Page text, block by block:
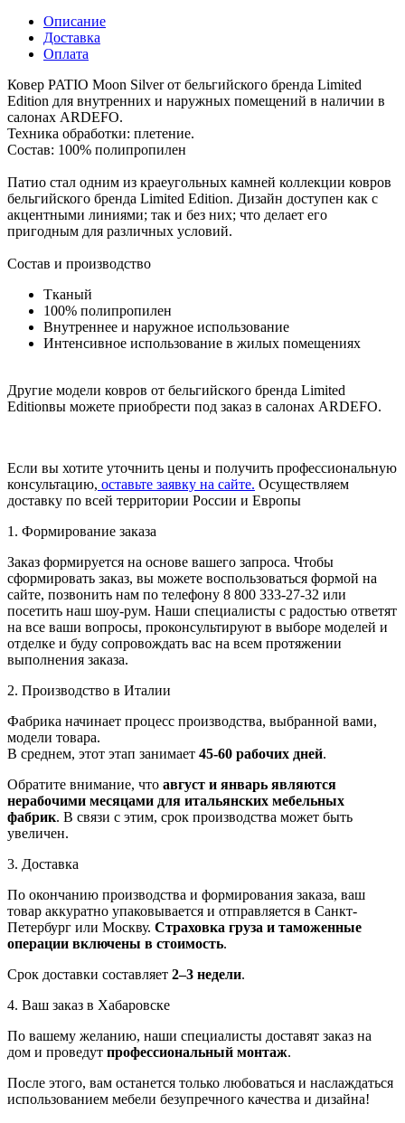
Описание
Доставка
Оплата
Ковер PATIO Moon Silver от бельгийского бренда Limited
Edition для внутренних и наружных помещений в наличии в
салонах ARDEFO.
Техника обработки: плетение.
Состав: 100% полипропилен
Патио стал одним из краеугольных камней коллекции ковров
бельгийского бренда Limited Edition. Дизайн доступен как с
акцентными линиями; так и без них; что делает его
пригодным для различных условий.
Состав и производство
Тканый
100% полипропилен
Внутреннее и наружное использование
Интенсивное использование в жилых помещениях
Другие модели ковров от бельгийского бренда Limited
Editionвы можете приобрести под заказ в салонах ARDEFO.
Если вы хотите уточнить цены и получить профессиональную
консультацию, оставьте заявку на сайте. Осуществляем
доставку по всей территории России и Европы
1. Формирование заказа
Заказ формируется на основе вашего запроса. Чтобы
сформировать заказ, вы можете воспользоваться формой на
сайте, позвонить нам по телефону 8 800 333-27-32 или
посетить наш шоу-рум. Наши специалисты с радостью ответят
на все ваши вопросы, проконсультируют в выборе моделей и
отделке и буду сопровождать вас на всем протяжении
выполнения заказа.
2. Производство в Италии
Фабрика начинает процесс производства, выбранной вами,
модели товара.
В среднем, этот этап занимает 45-60 рабочих дней.
Обратите внимание, что август и январь являются
нерабочими месяцами для итальянских мебельных
фабрик. В связи с этим, срок производства может быть
увеличен.
3. Доставка
По окончанию производства и формирования заказа, ваш
товар аккуратно упаковывается и отправляется в Санкт-
Петербург или Москву. Страховка груза и таможенные
операции включены в стоимость.
Срок доставки составляет 2–3 недели.
4. Ваш заказ в Хабаровске
По вашему желанию, наши специалисты доставят заказ на
дом и проведут профессиональный монтаж.
После этого, вам останется только любоваться и наслаждаться
использованием мебели безупречного качества и дизайна!